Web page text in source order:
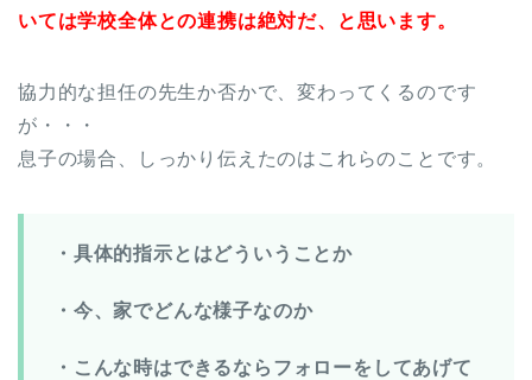
いては学校全体との連携は絶対だ、と思います。
協力的な担任の先生か否かで、変わってくるのです
が・・・
息子の場合、しっかり伝えたのはこれらのことです。
・具体的指示とはどういうことか
・今、家でどんな様子なのか
・こんな時はできるならフォローをしてあげて